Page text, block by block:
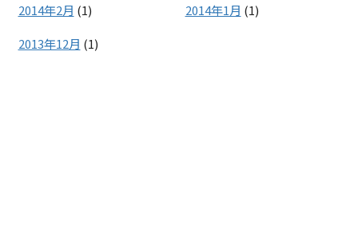
2014年2月 (1) 2014年1月 (1)
2013年12月 (1)